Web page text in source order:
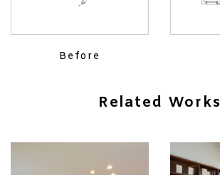
Before
Related Works